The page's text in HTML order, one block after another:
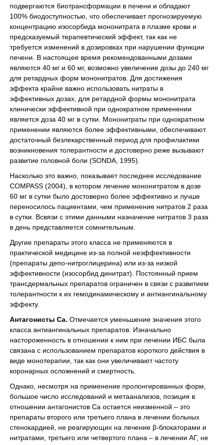
подвергаются биотрансформации в печени и обладают
100% биодоступностью, что обеспечивает прогнозируемую
концентрацию изосорбида мононитрата в плазме крови и
предсказуемый терапевтический эффект, так как не
требуется изменений в дозировках при нарушении функции
печени. В настоящее время рекомендованными дозами
являются 40 мг и 60 мг, возможно увеличение дозы до 240 мг
для ретардных форм мононитратов. Для достижения
эффекта крайне важно использовать нитраты в
эффективных дозах, для ретардной формы мононитрата
клинически эффективной при однократном применении
является доза 40 мг в сутки. Мононитраты при однократном
применении являются более эффективными, обеспечивают
достаточный безлекарственный период для профилактики
возникновения толерантности и достоверно реже вызывают
развитие головной боли (SONDA, 1995).
Насколько это важно, показывает последнее исследование
COMPASS (2004), в котором лечение мононитратом в дозе
60 мг в сутки было достоверно более эффективно и лучше
переносилось пациентами, чем применение нитратов 2 раза
в сутки. Всвязи с этими данными назначение нитратов 3 раза
в день представляется сомнительным.
Другие препараты этого класса не применяются в
практической медицине из-за полной неэффективности
(препараты депо-нитроглицерина) или из-за низкой
эффективности (изосорбид динитрат). Постоянный прием
трансдермальных препаратов ограничен в связи с развитием
толерантности к их гемодинамическому и антиангинальному
эффекту.
Антагонисты Са. Отмечается уменьшение значения этого
класса антиангинальных препаратов. Изначально
настороженность в отношении к ним при лечении ИБС была
связана с использованием препаратов короткого действия в
виде монотерапии, так как они увеличивают частоту
коронарных осложнений и смертность.
Однако, несмотря на применение пролонгированных форм,
большое число исследований и метаанализов, позиция в
отношении антагонистов Са остается неизменной – это
препараты второго или третьего плана в лечении больных
стенокардией, не реагирующих на лечение β-блокаторами и
нитратами, третьего или четвертого плана – в лечении АГ, не